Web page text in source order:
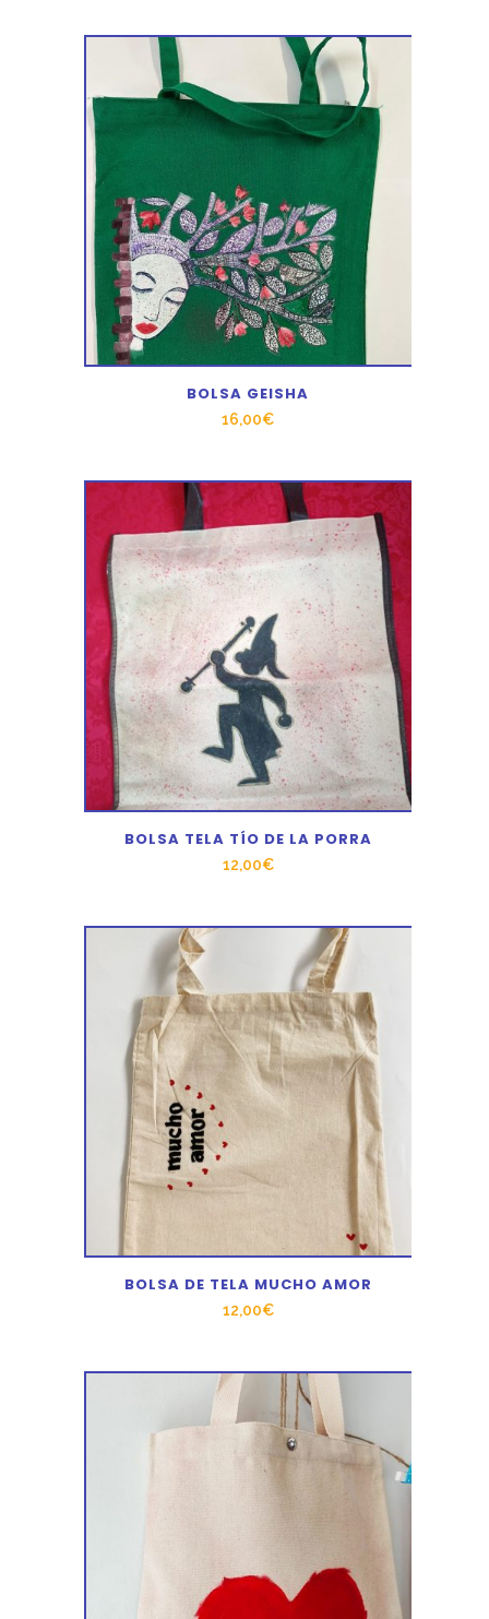
BOLSA GEISHA
16,00€
BOLSA TELA TÍO DE LA PORRA
12,00€
BOLSA DE TELA MUCHO AMOR
12,00€